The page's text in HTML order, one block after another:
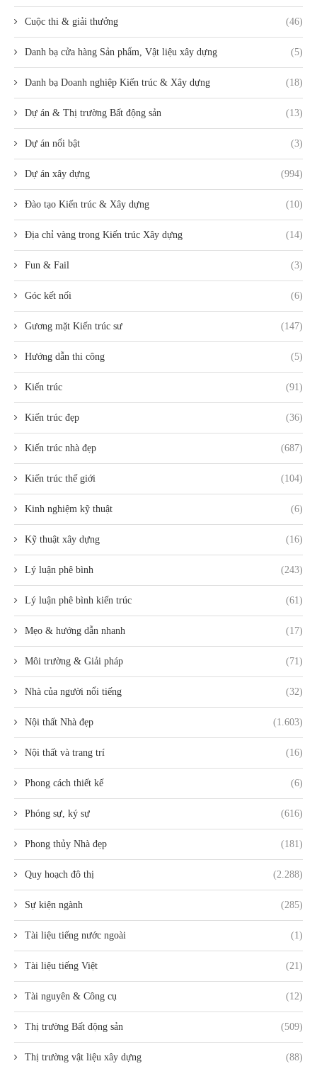
Cuộc thi & giải thưởng (46)
Danh bạ cửa hàng Sản phẩm, Vật liệu xây dựng (5)
Danh bạ Doanh nghiệp Kiến trúc & Xây dựng (18)
Dự án & Thị trường Bất động sản (13)
Dự án nổi bật (3)
Dự án xây dựng (994)
Đào tạo Kiến trúc & Xây dựng (10)
Địa chỉ vàng trong Kiến trúc Xây dựng (14)
Fun & Fail (3)
Góc kết nối (6)
Gương mặt Kiến trúc sư (147)
Hướng dẫn thi công (5)
Kiến trúc (91)
Kiến trúc đẹp (36)
Kiến trúc nhà đẹp (687)
Kiến trúc thế giới (104)
Kinh nghiệm kỹ thuật (6)
Kỹ thuật xây dựng (16)
Lý luận phê bình (243)
Lý luận phê bình kiến trúc (61)
Mẹo & hướng dẫn nhanh (17)
Môi trường & Giải pháp (71)
Nhà của người nổi tiếng (32)
Nội thất Nhà đẹp (1.603)
Nội thất và trang trí (16)
Phong cách thiết kế (6)
Phóng sự, ký sự (616)
Phong thủy Nhà đẹp (181)
Quy hoạch đô thị (2.288)
Sự kiện ngành (285)
Tài liệu tiếng nước ngoài (1)
Tài liệu tiếng Việt (21)
Tài nguyên & Công cụ (12)
Thị trường Bất động sản (509)
Thị trường vật liệu xây dựng (88)